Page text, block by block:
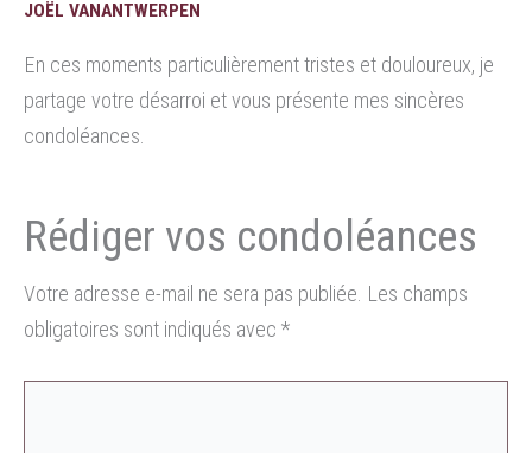
JOËL VANANTWERPEN
En ces moments particulièrement tristes et douloureux, je
partage votre désarroi et vous présente mes sincères
condoléances.
Votre adresse e-mail ne sera pas publiée. Les champs
obligatoires sont indiqués avec *